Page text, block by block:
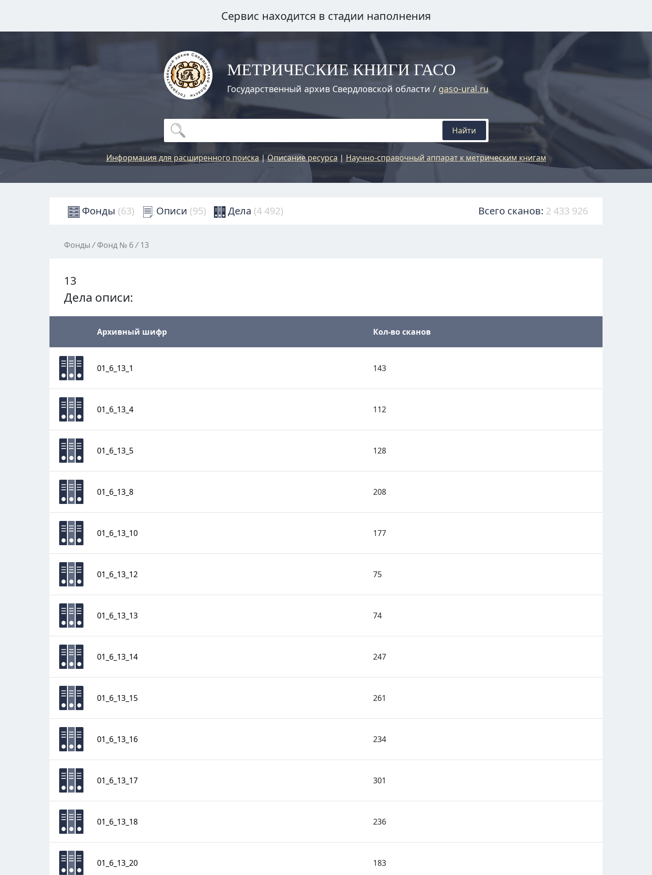
Сервис находится в стадии наполнения
МЕТРИЧЕСКИЕ КНИГИ ГАСО
Государственный архив Свердловской области / gaso-ural.ru
Найти
Информация для расширенного поиска|Описание ресурса | Научно-справочный аппарат к метрическим книгам
Фонды (63) Описи (95) Дела (4 492) Всего сканов: 2 433 926
Фонды / Фонд № 6/ 13
13
Дела описи:
Архивный шифр Кол-во сканов
01_6_13_1 143
01_6_13_4 112
01_6_13_5 128
01_6_13_8 208
01_6_13_10 177
01_6_13_12 75
01_6_13_13 74
01_6_13_14 247
01_6_13_15 261
01_6_13_16 234
01_6_13_17 301
01_6_13_18 236
01_6_13_20 183